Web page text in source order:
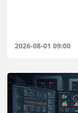
2026-08-01 09:00